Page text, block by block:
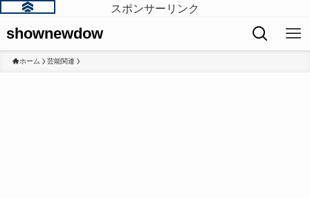
スポンサーリンク
shownewdow
ホーム 芸能関連